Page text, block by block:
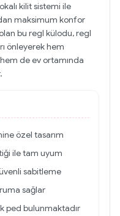
kilit sistemi ile
maksimum konfor
bu regl külodu, regl
önleyerek hem
de ev ortamında
özel tasarım
ile tam uyum
sabitleme
sağlar
ped bulunmaktadır